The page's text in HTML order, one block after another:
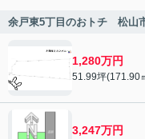
余戸東5丁目のおトチ 松山
1,280万円
51.99坪(171.90
3,247万円